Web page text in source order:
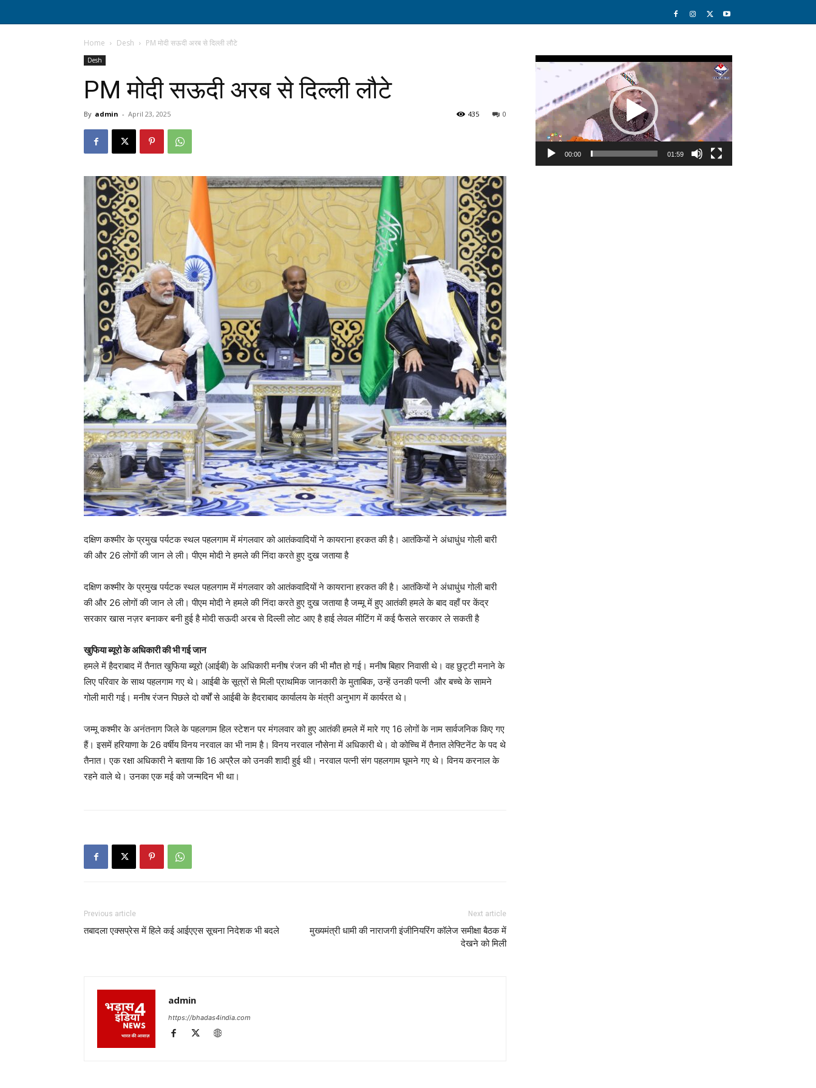
Home Desh PM मोदी सऊदी अरब से दिल्ली लौटे
Desh
PM मोदी सऊदी अरब से दिल्ली लौटे
By admin - April 23, 2025 0
435
दक्षिण कश्मीर के प्रमुख पर्यटक स्थल पहलगाम में मंगलवार को आतंकवादियों ने कायराना हरकत की है। आतंकियों ने अंधाधुंध गोली बारी
की और 26 लोगों की जान ले ली। पीएम मोदी ने हमले की निंदा करते हुए दुख जताया है
दक्षिण कश्मीर के प्रमुख पर्यटक स्थल पहलगाम में मंगलवार को आतंकवादियों ने कायराना हरकत की है। आतंकियों ने अंधाधुंध गोली बारी
की और 26 लोगों की जान ले ली। पीएम मोदी ने हमले की निंदा करते हुए दुख जताया है जम्मू में हुए आतंकी हमले के बाद वहाँ पर केंद्र
सरकार खास नज़र बनाकर बनी हुई है मोदी सऊदी अरब से दिल्ली लोट आए है हाई लेवल मीटिंग में कई फैसले सरकार ले सकती है
खुफिया ब्यूरो के अधिकारी की भी गई जान
हमले में हैदराबाद में तैनात खुफिया ब्यूरो (आईबी) के अधिकारी मनीष रंजन की भी मौत हो गई। मनीष बिहार निवासी थे। वह छुट्टी मनाने के
लिए परिवार के साथ पहलगाम गए थे। आईबी के सूत्रों से मिली प्राथमिक जानकारी के मुताबिक, उन्हें उनकी पत्नी और बच्चे के सामने
गोली मारी गई। मनीष रंजन पिछले दो वर्षों से आईबी के हैदराबाद कार्यालय के मंत्री अनुभाग में कार्यरत थे।
जम्मू कश्मीर के अनंतनाग जिले के पहलगाम हिल स्टेशन पर मंगलवार को हुए आतंकी हमले में मारे गए 16 लोगों के नाम सार्वजनिक किए गए
हैं। इसमें हरियाणा के 26 वर्षीय विनय नरवाल का भी नाम है। विनय नरवाल नौसेना में अधिकारी थे। वो कोच्चि में तैनात लेफ्टिनेंट के पद थे
तैनात। एक रक्षा अधिकारी ने बताया कि 16 अप्रैल को उनकी शादी हुई थी। नरवाल पत्नी संग पहलगाम घूमने गए थे। विनय करनाल के
रहने वाले थे। उनका एक मई को जन्मदिन भी था।
Previous article
तबादला एक्सप्रेस में हिले कई आईएएस सूचना निदेशक भी बदले
Next article
मुख्यमंत्री धामी की नाराजगी इंजीनियरिंग कॉलेज समीक्षा बैठक में
देखने को मिली
admin
https://bhadas4india.com
Video
Player
00:00 01:59